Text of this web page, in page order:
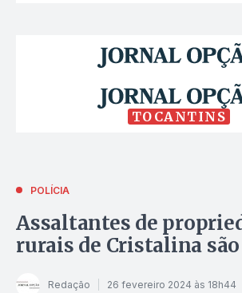
TOCANTINS
POLÍCIA
Assaltantes de
rurais de Cristalina
Redação 26 fevereiro 2024 às 18h44